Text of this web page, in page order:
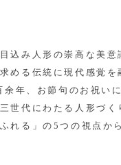
込み人形の崇高な美意
める伝統に現代感覚
年、お節句のお祝い
世代にわたる人形づく
れる」の5つの視点か